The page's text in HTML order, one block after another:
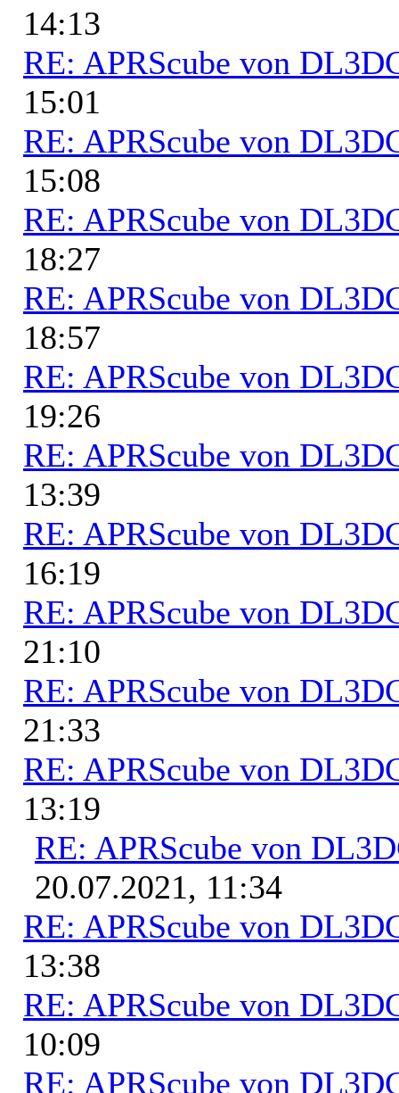
14:13
RE: APRScube von
15:01
RE: APRScube von
15:08
RE: APRScube von
18:27
RE: APRScube von
18:57
RE: APRScube von
19:26
RE: APRScube von
13:39
RE: APRScube von
16:19
RE: APRScube von
21:10
RE: APRScube von
21:33
RE: APRScube von
13:19
RE: APRScube von
20.07.2021, 11:34
RE: APRScube von
13:38
RE: APRScube von
10:09
RE: APRScube von